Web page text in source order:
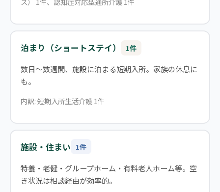
泊まり（ショートステイ） 1件
数日〜数週間、施設に泊まる短期入所。家族の休息に
も。
内訳: 短期入所生活介護 1件
施設・住まい 1件
特養・老健・グループホーム・有料老人ホーム等。空
き状況は相談経由が効率的。